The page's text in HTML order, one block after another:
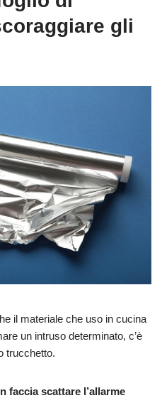
gli
il materiale che uso in cucina
un intruso determinato, c’è
trucchetto.
faccia scattare l’allarme